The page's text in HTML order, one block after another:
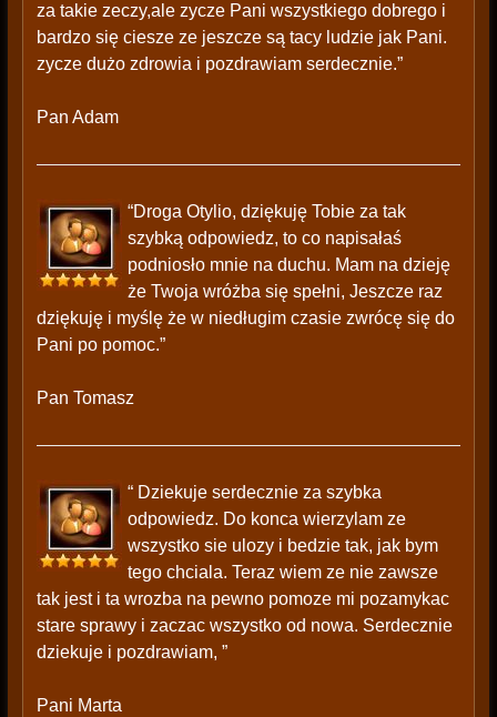
za takie zeczy,ale zycze Pani wszystkiego dobrego i
bardzo się ciesze ze jeszcze są tacy ludzie jak Pani.
zycze dużo zdrowia i pozdrawiam serdecznie.”
Pan Adam
“Droga Otylio, dziękuję Tobie za tak
szybką odpowiedz, to co napisałaś
podniosło mnie na duchu. Mam na dzieję
że Twoja wróżba się spełni, Jeszcze raz
dziękuję i myślę że w niedługim czasie zwrócę się do
Pani po pomoc.”
Pan Tomasz
“ Dziekuje serdecznie za szybka
odpowiedz. Do konca wierzylam ze
wszystko sie ulozy i bedzie tak, jak bym
tego chciala. Teraz wiem ze nie zawsze
tak jest i ta wrozba na pewno pomoze mi pozamykac
stare sprawy i zaczac wszystko od nowa. Serdecznie
dziekuje i pozdrawiam, ”
Pani Marta